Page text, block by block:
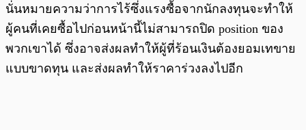
นั่นหมายความว่าการไร้ซึ่งแรงซื้อจากนักลงทุนจะทำให้
ผู้คนที่เคยซื้อไปก่อนหน้านี้ไม่สามารถปิด position ของ
พวกเขาได้ ซึ่งอาจส่งผลทำให้ผู้ที่ร้อนเงินต้องยอมเทขาย
แบบขาดทุน และส่งผลทำให้ราคาร่วงลงไปอีก